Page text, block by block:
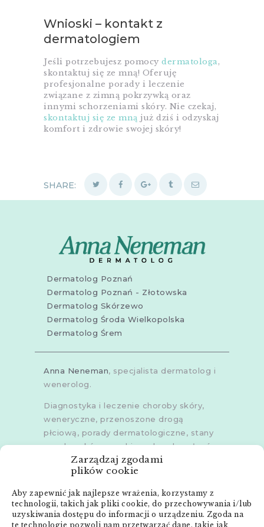
Zarządzaj zgodami
plików cookie
Aby zapewnić jak najlepsze wrażenia, korzystamy z
technologii, takich jak pliki cookie, do przechowywania i/lub
uzyskiwania dostępu do informacji o urządzeniu. Zgoda na
te technologie pozwoli nam przetwarzać dane, takie jak
Wnioski – kontakt z
dermatologiem
Jeśli potrzebujesz pomocy dermatologa,
skontaktuj się ze mną! Oferuję
profesjonalne porady i leczenie
związane z zimną pokrzywką oraz
innymi schorzeniami skóry. Nie czekaj,
skontaktuj się ze mną już dziś i odzyskaj
komfort i zdrowie swojej skóry!
SHARE:
Dermatolog Poznań
Dermatolog Poznań - Złotowska
Dermatolog Skórzewo
Dermatolog Środa Wielkopolska
Dermatolog Śrem
Anna Neneman, specjalista dermatolog i
wenerolog.
Diagnostyka i leczenie choroby skóry,
weneryczne, przenoszone drogą
płciową, porady dermatologiczne, stany
zapalne skóry, grzybice, choroby włosów,
dermoskopia, trichoskopia, u dorosłych i
Gabinety wPoznaniu,Poznaniu -
Złotowska,Skórzewie,Środzie
WielkopolskiejiŚremie